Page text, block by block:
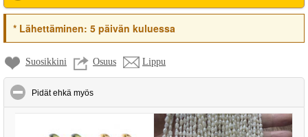
*Lähettäminen: 5 päivän kuluessa
Suosikkini Osuus Lippu
Pidät ehkä myös